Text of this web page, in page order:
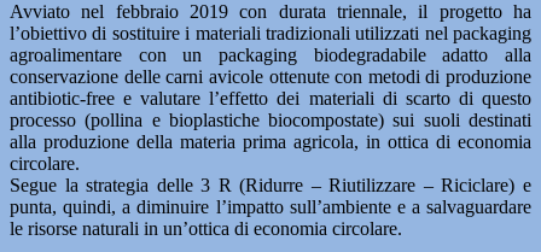
Avviato nel febbraio 2019 con durata triennale, il progetto ha
l’obiettivo di sostituire i materiali tradizionali utilizzati nel packaging
agroalimentare con un packaging biodegradabile adatto alla
conservazione delle carni avicole ottenute con metodi di produzione
antibiotic-free e valutare l’effetto dei materiali di scarto di questo
processo (pollina e bioplastiche biocompostate) sui suoli destinati
alla produzione della materia prima agricola, in ottica di economia
circolare.
Segue la strategia delle 3 R (Ridurre – Riutilizzare – Riciclare) e
punta, quindi, a diminuire l’impatto sull’ambiente e a salvaguardare
le risorse naturali in un’ottica di economia circolare.